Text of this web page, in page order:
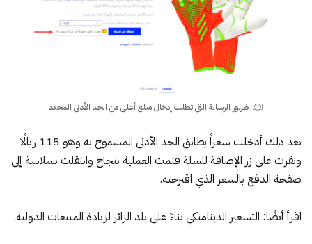
ظهور الرسالة التي تطلب إدخال مبلغ أعلى من الحد الأدنى المحدد
بعد ذلك أدخلت سعراً يطابق الحد الأدنى المسموح به وهو 115 ريالًا
ونقرت على زر الإضافة للسلة فتمت العملية بنجاح وانتقلت بسلاسة إلى
صفحة الدفع بالسعر الذي اقترحته.
اقرأ أيضًا: التسعير الديناميكي بناءً على بلد الزائر لزيادة المبيعات الدولية.